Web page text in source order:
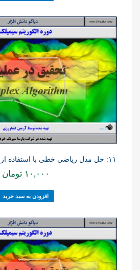
۱۱: حل مدل ریاضی خطی با استفاده از لینگو (Lingo) و اکسل
۱۰,۰۰۰ تومان
افزودن به سبد خرید